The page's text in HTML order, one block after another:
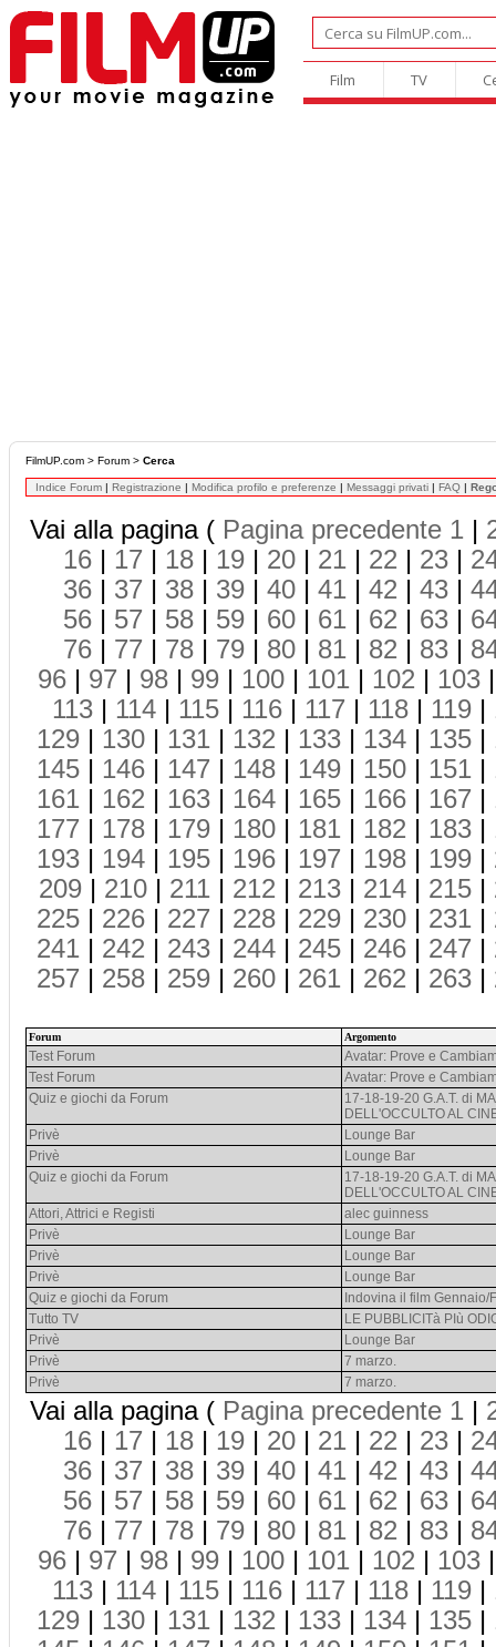
Film TV
FilmUP.com > Forum > Cerca
Indice Forum | Registrazione | Modifica profilo e preferenze | Messaggi privati | FAQ |
Vai alla pagina ( Pagina precedente 1 |
16 | 17 | 18 | 19 | 20 | 21 | 22 | 23 |
36 | 37 | 38 | 39 | 40 | 41 | 42 | 43 |
56 | 57 | 58 | 59 | 60 | 61 | 62 | 63 |
76 | 77 | 78 | 79 | 80 | 81 | 82 | 83 |
96 | 97 | 98 | 99 | 100 | 101 | 102 | 103
113 | 114 | 115 | 116 | 117 | 118 | 119 |
129 | 130 | 131 | 132 | 133 | 134 | 135 |
145 | 146 | 147 | 148 | 149 | 150 | 151 |
161 | 162 | 163 | 164 | 165 | 166 | 167 |
177 | 178 | 179 | 180 | 181 | 182 | 183 |
193 | 194 | 195 | 196 | 197 | 198 | 199 |
209 | 210 | 211 | 212 | 213 | 214 | 215 |
225 | 226 | 227 | 228 | 229 | 230 | 231 |
241 | 242 | 243 | 244 | 245 | 246 | 247 |
257 | 258 | 259 | 260 | 261 | 262 | 263 |
Forum Argomento
Test Forum
Avatar: Prove e
Test Forum
Avatar: Prove e
Quiz e giochi da Forum
17-18-19-20 G.A.T. di
DELL'OCCULTO AL
Privè
Lounge Bar
Privè
Lounge Bar
Quiz e giochi da Forum
17-18-19-20 G.A.T. di
DELL'OCCULTO AL
Attori, Attrici e Registi
alec guinness
Privè
Lounge Bar
Privè
Lounge Bar
Privè
Lounge Bar
Quiz e giochi da Forum
Indovina il film Gennaio/
Tutto TV
LE PUBBLICITà PIù
Privè
Lounge Bar
Privè
7 marzo.
Privè
7 marzo.
Vai alla pagina ( Pagina precedente 1 |
16 | 17 | 18 | 19 | 20 | 21 | 22 | 23 |
36 | 37 | 38 | 39 | 40 | 41 | 42 | 43 |
56 | 57 | 58 | 59 | 60 | 61 | 62 | 63 |
76 | 77 | 78 | 79 | 80 | 81 | 82 | 83 |
96 | 97 | 98 | 99 | 100 | 101 | 102 | 103
113 | 114 | 115 | 116 | 117 | 118 | 119 |
129 | 130 | 131 | 132 | 133 | 134 | 135 |